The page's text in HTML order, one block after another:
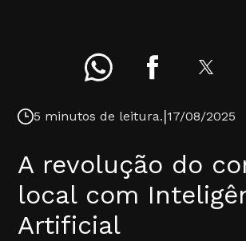
5 minutos de leitura.|17/08/2025
A revolução do
local com
Artificial